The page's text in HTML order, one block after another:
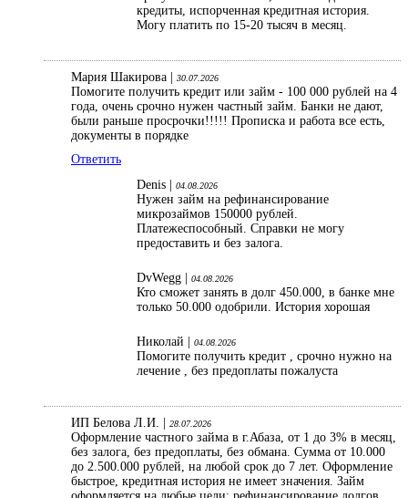
кредиты, испорченная кредитная история.
Могу платить по 15-20 тысяч в месяц.
Мария Шакирова | 30.07.2026
Помогите получить кредит или займ - 100 000 рублей на 4
года, очень срочно нужен частный займ. Банки не дают,
были раньше просрочки!!!!! Прописка и работа все есть,
документы в порядке
Ответить
Denis |
04.08.2026
Нужен займ на рефинансирование
микрозаймов 150000 рублей.
Платежеспособный. Справки не могу
предоставить и без залога.
DvWegg | 04.08.2026
Кто сможет занять в долг 450.000, в банке мне
только 50.000 одобрили. История хорошая
Николай | 04.08.2026
Помогите получить кредит , срочно нужно на
лечение , без предоплаты пожалуста
ИП Белова Л.И. | 28.07.2026
Оформление частного займа в г.Абаза, от 1 до 3% в месяц,
без залога, без предоплаты, без обмана. Сумма от 10.000
до 2.500.000 рублей, на любой срок до 7 лет. Оформление
быстрое, кредитная история не имеет значения. Займ